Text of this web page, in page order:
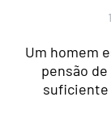
Um homem
pensão
suficiente